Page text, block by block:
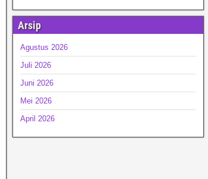
Arsip
Agustus 2026
Juli 2026
Juni 2026
Mei 2026
April 2026